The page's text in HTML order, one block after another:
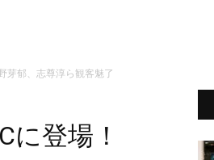
芽郁、志尊淳ら観客魅了
登場！